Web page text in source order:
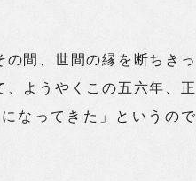
間、世間の縁を断ちきっ
ようやくこの五六年、正
なってきた」というので